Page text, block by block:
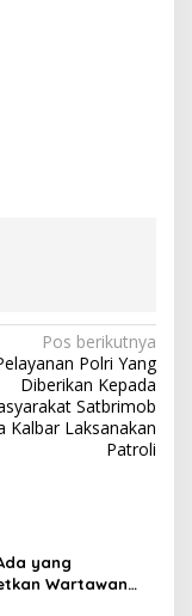
Pos berikutnya
Polri Yang
Diberikan Kepada
Satbrimob
Kalbar Laksanakan
Patroli
yang
Wartawan